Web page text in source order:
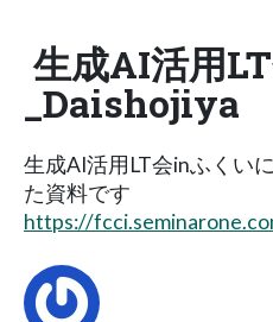
生成AI活用
_Daishojiya
生成AI活用LT会inふくい
た資料です
https://